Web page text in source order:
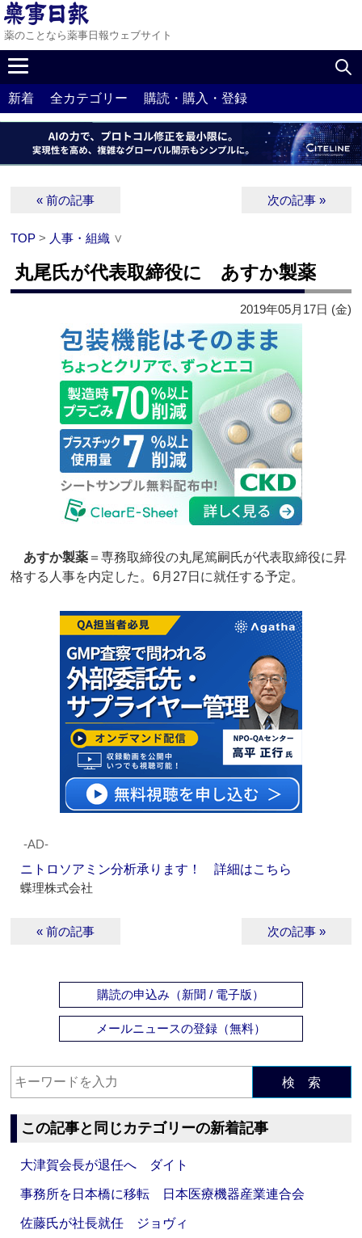
薬のことなら薬事日報ウェブサイト
新着 全カテゴリー 購読・購入・登録
« 前の記事 次の記事 »
TOP > 人事・組織 ∨
丸尾氏が代表取締役に あすか製薬
2019年05月17日 (金)
あすか製薬 ＝専務取締役の丸尾篤嗣氏が代表取締役に昇
格する人事を内定した。6月27日に就任する予定。
‐AD‐
ニトロソアミン分析承ります！ 詳細はこちら
蝶理株式会社
« 前の記事 次の記事 »
購読の申込み（新聞 / 電子版）
メールニュースの登録（無料）
検 索
この記事と同じカテゴリーの新着記事
大津賀会長が退任へ ダイト
事務所を日本橋に移転 日本医療機器産業連合会
佐藤氏が社長就任 ジョヴィ